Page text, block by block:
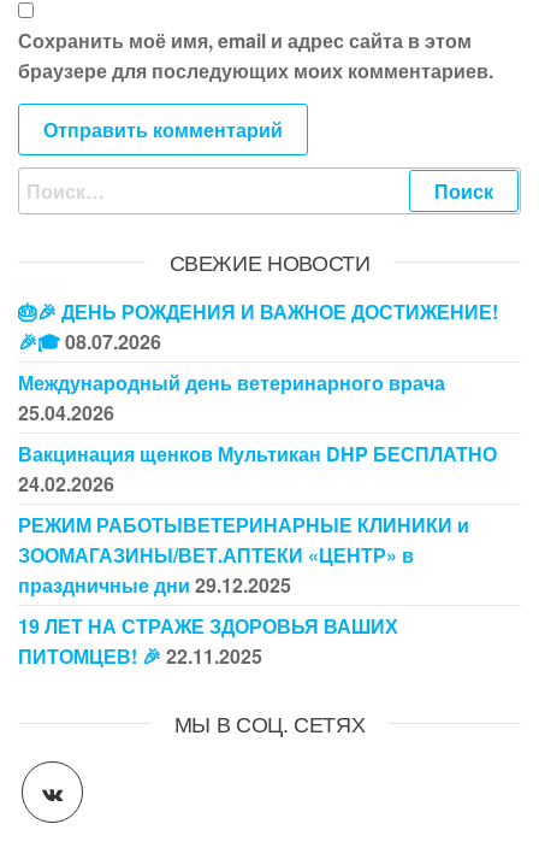
Сохранить моё имя, email и адрес сайта в этом
браузере для последующих моих комментариев.
Найти:
СВЕЖИЕ НОВОСТИ
🎂🎉 ДЕНЬ РОЖДЕНИЯ И ВАЖНОЕ ДОСТИЖЕНИЕ!
🎉🎓08.07.2026
Международный день ветеринарного врача
25.04.2026
Вакцинация щенков Мультикан DHP БЕСПЛАТНО
24.02.2026
РЕЖИМ РАБОТЫВЕТЕРИНАРНЫЕ КЛИНИКИ и
ЗООМАГАЗИНЫ/ВЕТ.АПТЕКИ «ЦЕНТР» в
праздничные дни 29.12.2025
19 ЛЕТ НА СТРАЖЕ ЗДОРОВЬЯ ВАШИХ
ПИТОМЦЕВ! 🎉 22.11.2025
МЫ В СОЦ. СЕТЯХ